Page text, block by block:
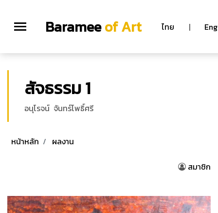
Barameeof Art ไทย | Eng
สัจธรรม 1
อนุโรจน์ จันทร์โพธิ์ศรี
หน้าหลัก ผลงาน
สมาชิก